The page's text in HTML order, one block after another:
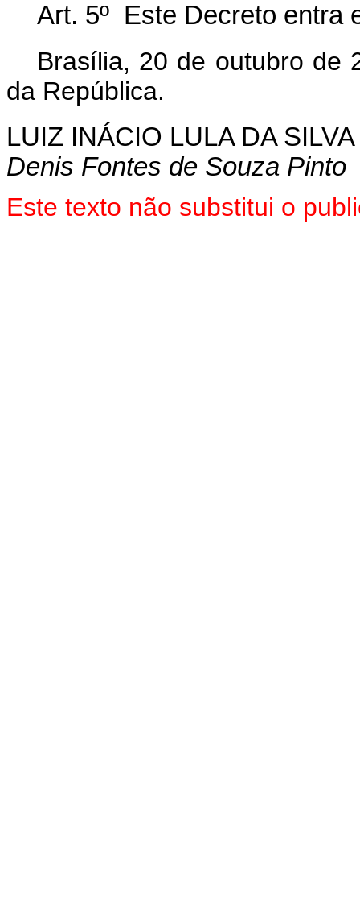
Art. 5º Este Decreto entra
Brasília, 20 de outubro de
da República.
LUIZ INÁCIO LULA DA SILVA
Denis Fontes de Souza Pinto
Este texto não substitui o